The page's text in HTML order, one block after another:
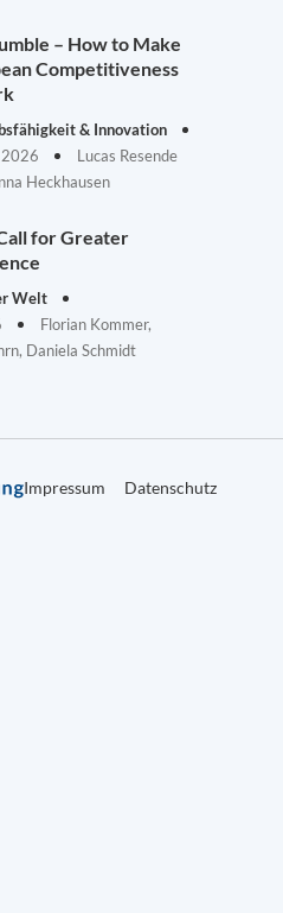
– How to Make
Competitiveness
& Innovation
2026
Lucas Resende
Heckhausen
for Greater
Welt
Florian Kommer,
Daniela Schmidt
Impressum Datenschutz